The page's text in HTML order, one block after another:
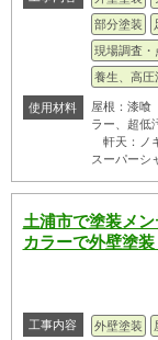
部分塗装
現場調査・
養生、高圧
使用材料
屋根：漆喰
ラー、超低
軒天：ノ
スーパーシ
土浦市で塗装メ
カラーで外壁塗装
工事内容 外壁塗装